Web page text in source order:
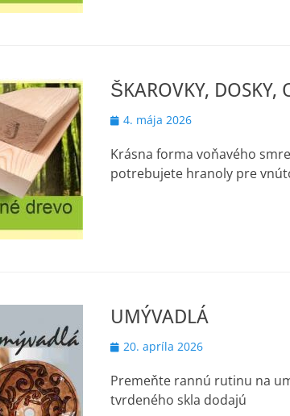
ŠKAROVKY,
Posted
4. mája 2026
Krásna forma voňavého
potrebujete hranoly pre
UMÝVADLÁ
Posted
20. apríla 2026
Premeňte rannú rutinu na
tvrdeného skla dodajú